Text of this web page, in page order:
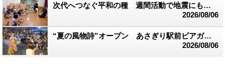
次代へつなぐ平和の種 週間活動で地震にも言及 渡保育園
2026/08/06
“夏の風物詩”オープン あさぎり駅前ビアガーデン
2026/08/06